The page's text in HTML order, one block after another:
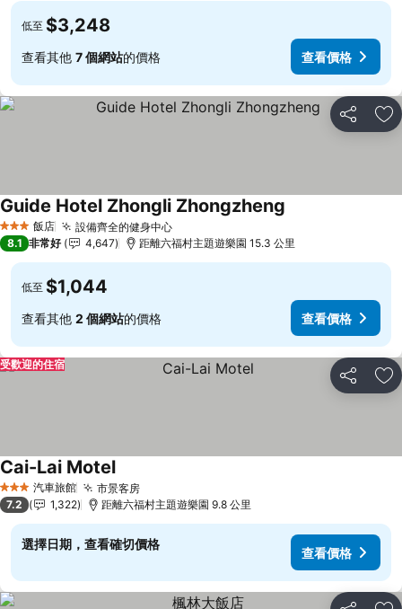
低至 $3,248
查看其他 7 個網站的價格 查看價格
分享 加
3 星級 飯店 設備齊全的健身中心
Guide Hotel Zhongli Zhongzheng
8.1 非常好 4,647 距離六福村主題遊樂園 15.3 公里
低至 $1,044
查看其他 2 個網站的價格 查看價格
分享 加
受歡迎的住宿
3 星級 汽車旅館 市景客房
Cai-Lai Motel
7.2 1,322 距離六福村主題遊樂園 9.8 公里
選擇日期，查看確切價格
查看價格